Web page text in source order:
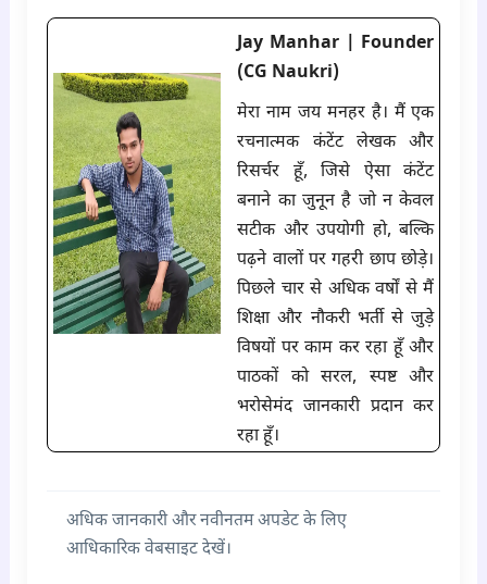
Jay Manhar | Founder
(CG Naukri)
मेरा नाम जय मनहर है। मैं एक
रचनात्मक कंटेंट लेखक और
रिसर्चर हूँ, जिसे ऐसा कंटेंट
बनाने का जुनून है जो न केवल
सटीक और उपयोगी हो, बल्कि
पढ़ने वालों पर गहरी छाप छोड़े।
पिछले चार से अधिक वर्षों से मैं
शिक्षा और नौकरी भर्ती से जुड़े
विषयों पर काम कर रहा हूँ और
पाठकों को सरल, स्पष्ट और
भरोसेमंद जानकारी प्रदान कर
रहा हूँ।
अधिक जानकारी और नवीनतम अपडेट के लिए
आधिकारिक वेबसाइट देखें।